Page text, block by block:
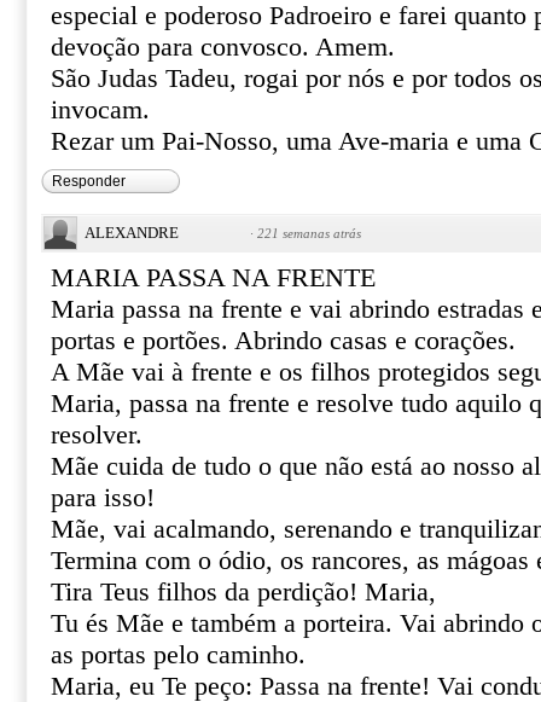
especial e poderoso Padroeiro e farei quanto
devoção para convosco. Amem.
São Judas Tadeu, rogai por nós e por todos
invocam.
Rezar um Pai-Nosso, uma Ave-maria e uma
Responder
ALEXANDRE · 221 semanas atrás
MARIA PASSA NA FRENTE
Maria passa na frente e vai abrindo estradas
portas e portões. Abrindo casas e corações.
A Mãe vai à frente e os filhos protegidos
Maria, passa na frente e resolve tudo aquilo
resolver.
Mãe cuida de tudo o que não está ao nosso
para isso!
Mãe, vai acalmando, serenando e
Termina com o ódio, os rancores, as mágoas
Tira Teus filhos da perdição! Maria,
Tu és Mãe e também a porteira. Vai abrindo
as portas pelo caminho.
Maria, eu Te peço: Passa na frente! Vai